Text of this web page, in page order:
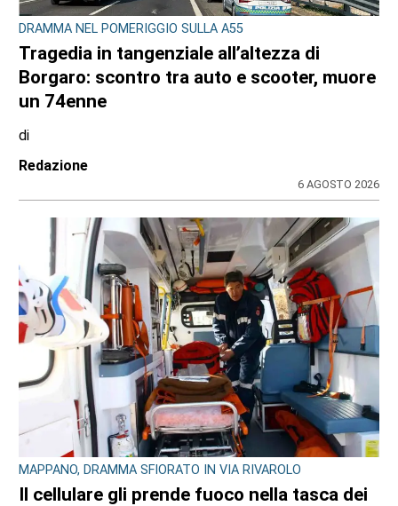
DRAMMA NEL POMERIGGIO SULLA A55
Tragedia in tangenziale all’altezza di
Borgaro: scontro tra auto e scooter, muore
un 74enne
di
Redazione
6 AGOSTO 2026
MAPPANO, DRAMMA SFIORATO IN VIA RIVAROLO
Il cellulare gli prende fuoco nella tasca dei